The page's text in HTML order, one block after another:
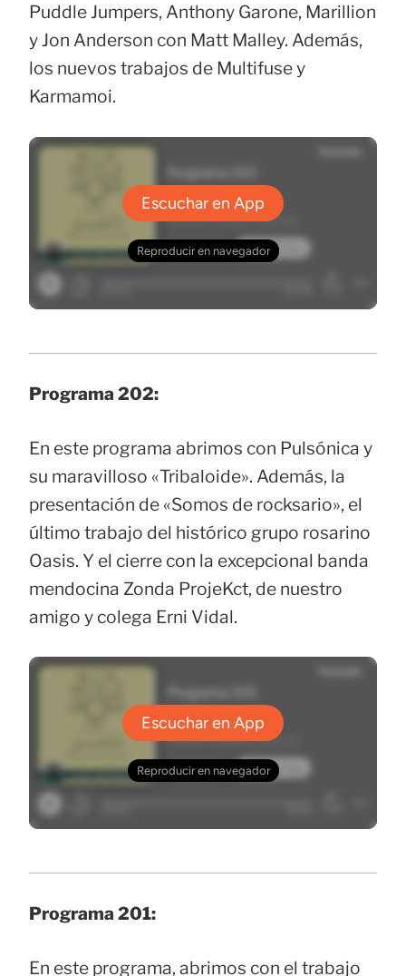
Puddle Jumpers, Anthony Garone, Marillion
y Jon Anderson con Matt Malley. Además,
los nuevos trabajos de Multifuse y
Karmamoi.
Programa 202:
En este programa abrimos con Pulsónica y
su maravilloso «Tribaloide». Además, la
presentación de «Somos de rocksario», el
último trabajo del histórico grupo rosarino
Oasis. Y el cierre con la excepcional banda
mendocina Zonda ProjeKct, de nuestro
amigo y colega Erni Vidal.
Programa 201:
En este programa, abrimos con el trabajo